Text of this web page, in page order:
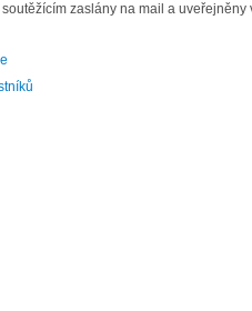
zaslány na mail a